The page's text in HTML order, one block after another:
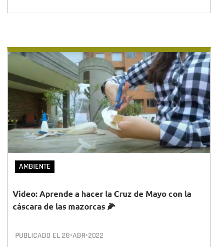
AMBIENTE
Video: Aprende a hacer la Cruz de Mayo con la
cáscara de las mazorcas 🌽
PUBLICADO EL 28•ABR•2022